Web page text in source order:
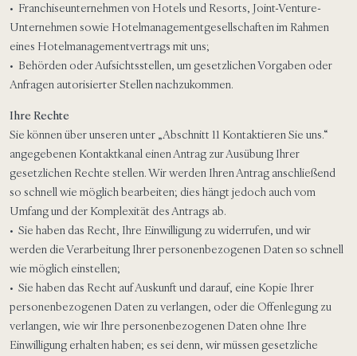
• Franchiseunternehmen von Hotels und Resorts, Joint-Venture-
Unternehmen sowie Hotelmanagementgesellschaften im Rahmen
eines Hotelmanagementvertrags mit uns;
• Behörden oder Aufsichtsstellen, um gesetzlichen Vorgaben oder
Anfragen autorisierter Stellen nachzukommen.
Ihre Rechte
Sie können über unseren unter „Abschnitt 11 Kontaktieren Sie uns.“
angegebenen Kontaktkanal einen Antrag zur Ausübung Ihrer
gesetzlichen Rechte stellen. Wir werden Ihren Antrag anschließend
so schnell wie möglich bearbeiten; dies hängt jedoch auch vom
Umfang und der Komplexität des Antrags ab.
• Sie haben das Recht, Ihre Einwilligung zu widerrufen, und wir
werden die Verarbeitung Ihrer personenbezogenen Daten so schnell
wie möglich einstellen;
• Sie haben das Recht auf Auskunft und darauf, eine Kopie Ihrer
personenbezogenen Daten zu verlangen, oder die Offenlegung zu
verlangen, wie wir Ihre personenbezogenen Daten ohne Ihre
Einwilligung erhalten haben; es sei denn, wir müssen gesetzliche